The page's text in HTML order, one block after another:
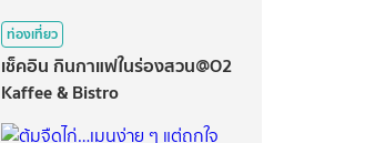
ท่องเที่ยว
เช็คอิน กินกาแฟในร่องสวน@O2
Kaffee & Bistro